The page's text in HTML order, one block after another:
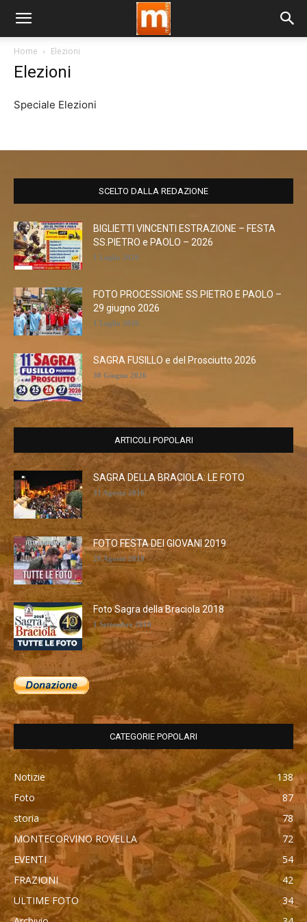
Home Elezioni
Elezioni
Speciale Elezioni
SCELTO DALLA REDAZIONE
BIGLIETTI VINCENTI ESTRAZIONE – FESTA
SS.PIETRO e PAOLO – 2026
1 Luglio 2026
FOTO PROCESSIONE SS.PIETRO E PAOLO –
29 giugno 2026
1 Luglio 2026
SAGRA FUSILLO e del Prosciutto 2026
30 Giugno 2026
ARTICOLI POPOLARI
SAGRA DELLA BRACIOLA: LE FOTO
31 Agosto 2016
FOTO FESTA DEI GIOVANI 2019
28 Agosto 2019
Foto Sagra della Braciola 2018
1 Settembre 2018
CATEGORIE POPOLARI
Notizie
138
Foto
87
storia
78
MONTECORVINO ROVELLA
72
EVENTI
54
FRAZIONI
42
ULTIME FOTO
34